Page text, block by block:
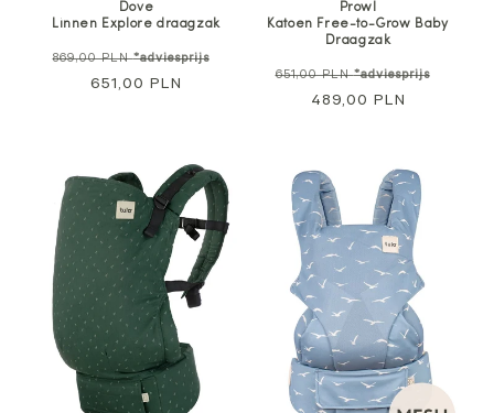
Dove
Linnen Explore draagzak
Normale
869,00 PLN*adviesprijs
651,00 PLN
Prowl
Katoen Free-to-Grow Baby
Draagzak
Normale
651,00 PLN*adviesprijs
489,00 PLN